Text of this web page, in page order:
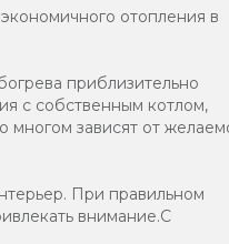
отопления в
приблизительно
с собственным котлом,
многом зависят от
При правильном
внимание.С